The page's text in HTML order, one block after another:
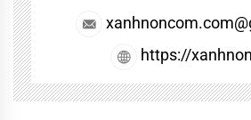
https://